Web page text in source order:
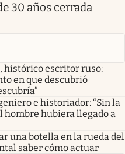
30 años cerrada
histórico escritor ruso:
en que descubrió
e historiador: “Sin la
hombre hubiera llegado a
una botella en la rueda del
saber cómo actuar